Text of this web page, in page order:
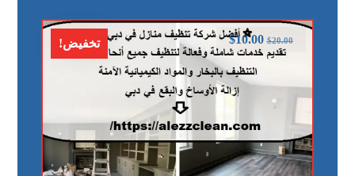
تخفيض! $20.00
$10.00